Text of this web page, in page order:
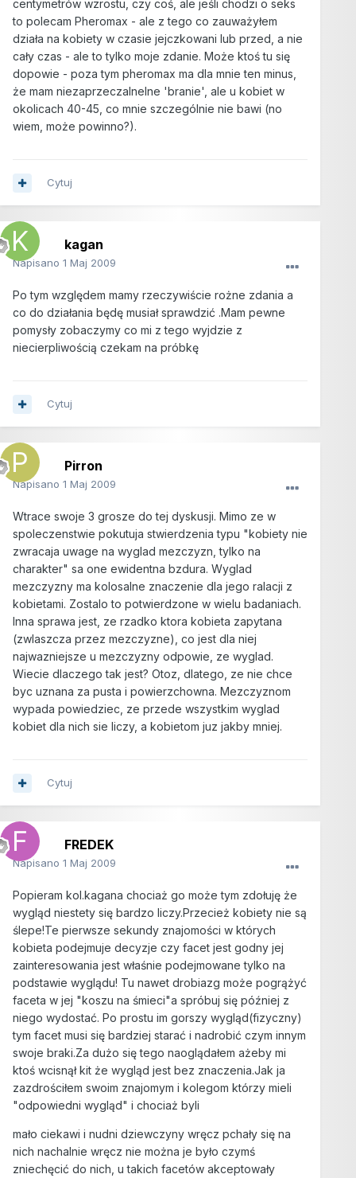
centymetrów wzrostu, czy coś, ale jeśli chodzi o seks
to polecam Pheromax - ale z tego co zauważyłem
działa na kobiety w czasie jejczkowani lub przed, a nie
cały czas - ale to tylko moje zdanie. Może ktoś tu się
dopowie - poza tym pheromax ma dla mnie ten minus,
że mam niezaprzeczalnelne 'branie', ale u kobiet w
okolicach 40-45, co mnie szczególnie nie bawi (no
wiem, może powinno?).
Cytuj
kagan
Napisano 1 Maj 2009
Po tym względem mamy rzeczywiście rożne zdania a
co do działania będę musiał sprawdzić .Mam pewne
pomysły zobaczymy co mi z tego wyjdzie z
niecierpliwością czekam na próbkę
Cytuj
Pirron
Napisano 1 Maj 2009
Wtrace swoje 3 grosze do tej dyskusji. Mimo ze w
spoleczenstwie pokutuja stwierdzenia typu "kobiety nie
zwracaja uwage na wyglad mezczyzn, tylko na
charakter" sa one ewidentna bzdura. Wyglad
mezczyzny ma kolosalne znaczenie dla jego ralacji z
kobietami. Zostalo to potwierdzone w wielu badaniach.
Inna sprawa jest, ze rzadko ktora kobieta zapytana
(zwlaszcza przez mezczyzne), co jest dla niej
najwazniejsze u mezczyzny odpowie, ze wyglad.
Wiecie dlaczego tak jest? Otoz, dlatego, ze nie chce
byc uznana za pusta i powierzchowna. Mezczyznom
wypada powiedziec, ze przede wszystkim wyglad
kobiet dla nich sie liczy, a kobietom juz jakby mniej.
Cytuj
FREDEK
Napisano 1 Maj 2009
Popieram kol.kagana chociaż go może tym zdołuję że
wygląd niestety się bardzo liczy.Przecież kobiety nie są
ślepe!Te pierwsze sekundy znajomości w których
kobieta podejmuje decyzje czy facet jest godny jej
zainteresowania jest właśnie podejmowane tylko na
podstawie wyglądu! Tu nawet drobiazg może pogrążyć
faceta w jej "koszu na śmieci"a spróbuj się później z
niego wydostać. Po prostu im gorszy wygląd(fizyczny)
tym facet musi się bardziej starać i nadrobić czym innym
swoje braki.Za dużo się tego naoglądałem ażeby mi
ktoś wcisnął kit że wygląd jest bez znaczenia.Jak ja
zazdrościłem swoim znajomym i kolegom którzy mieli
"odpowiedni wygląd" i chociaż byli
mało ciekawi i nudni dziewczyny wręcz pchały się na
nich nachalnie wręcz nie można je było czymś
zniechęcić do nich, u takich facetów akceptowały